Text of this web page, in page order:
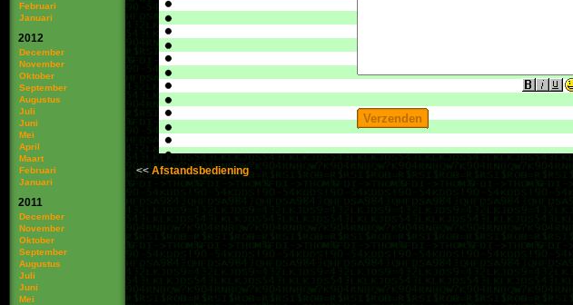
Februari
Januari
2012
December
November
Oktober
September
Augustus
Juli
Juni
Mei
April
Maart
Februari
Januari
2011
December
November
Oktober
September
Augustus
Juli
Juni
Mei
Afstandsbediening